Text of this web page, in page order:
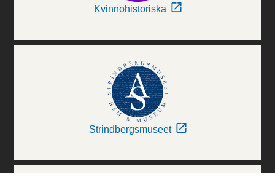
Kvinnohistoriska
Strindbergsmuseet